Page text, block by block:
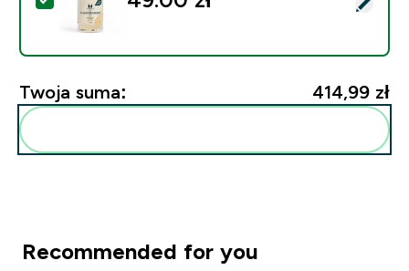
Twoja suma: 414,99 zł‎
Recommended for you